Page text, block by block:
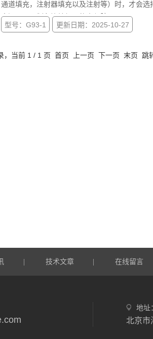
通道填充，注射器填充以及注射等）时，才会
盒还可用于制备比较僵硬的水凝胶。
型号：G93-1 更新日期：2025-10-27
，当前 1 / 1 页 首页 上一页 下一页 末页 跳
技术文章 在线留言
地址
北京市